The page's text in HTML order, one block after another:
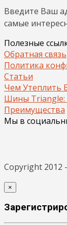
Введите Ваш
самые
Полезные
Обратная связь
Политика
Статьи
Чем Утеплить
Шины Triangle:
Преимущества
Мы в
Copyright 2012
×